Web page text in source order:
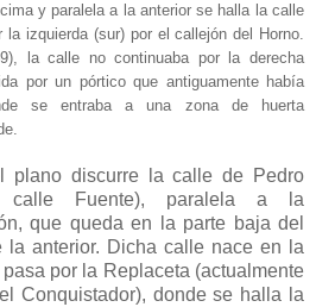
y paralela a la anterior se halla la calle
la izquierda (sur) por el callejón del Horno.
la calle no continuaba por la derecha
por un pórtico que antiguamente había
se entraba a una zona de huerta
plano discurre la calle de Pedro
calle Fuente), paralela a la
que queda en la parte baja del
la anterior. Dicha calle nace en la
por la Replaceta (actualmente
Conquistador), donde se halla la